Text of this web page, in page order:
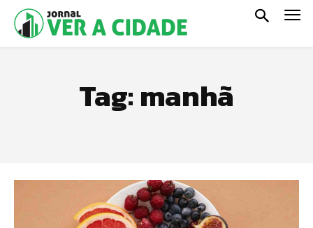
Tag:manhã